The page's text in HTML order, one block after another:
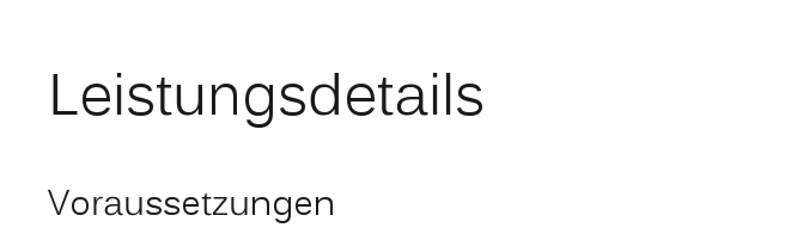
Leistungsdetails
Voraussetzungen